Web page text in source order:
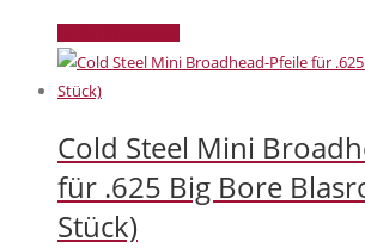
Cold Steel Mini
für .625 Big Bore
Stück)